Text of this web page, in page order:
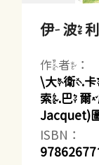
伊波
作者：
\大衛.卡
索.巴爾
ISBN：